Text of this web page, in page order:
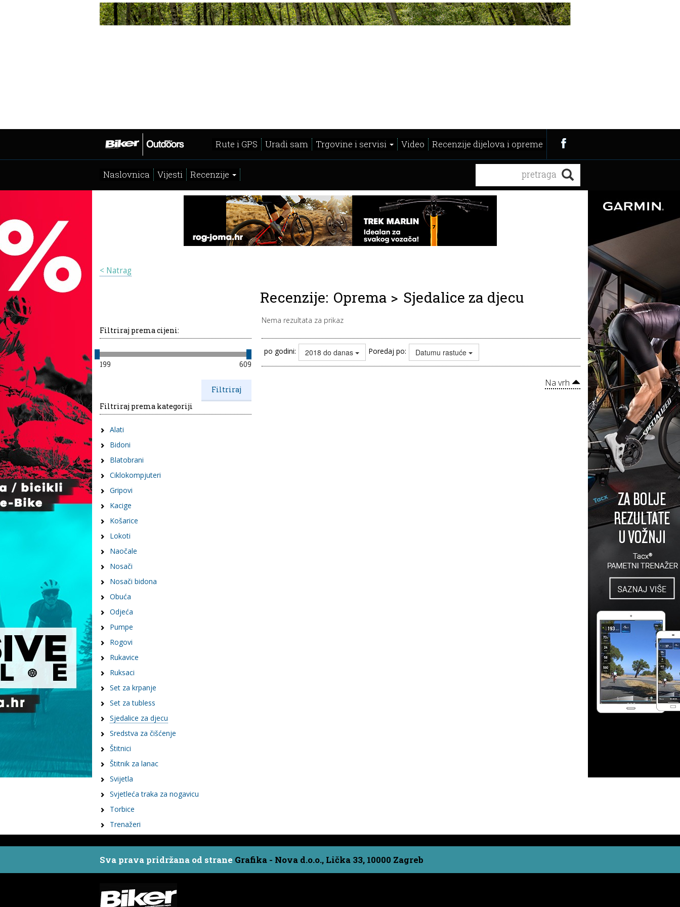
Rute i GPS Uradi sam Trgovine i servisi Video Recenzije dijelova i opreme
Naslovnica Vijesti Recenzije
< Natrag
Recenzije: Oprema > Sjedalice za djecu
Nema rezultata za prikaz
Filtriraj prema cijeni:
199 609
Filtriraj prema kategoriji
Alati
Bidoni
Blatobrani
Ciklokompjuteri
Gripovi
Kacige
Košarice
Lokoti
Naočale
Nosači
Nosači bidona
Obuća
Odjeća
Pumpe
Rogovi
Rukavice
Ruksaci
Set za krpanje
Set za tubless
Sjedalice za djecu
Sredstva za čišćenje
Štitnici
Štitnik za lanac
Svijetla
Svjetleća traka za nogavicu
Torbice
Trenažeri
po godini: 2018 do danas Poredaj po: Datumu rastuće
Na vrh
Sva prava pridržana od strane Grafika - Nova d.o.o., Lička 33, 10000 Zagreb